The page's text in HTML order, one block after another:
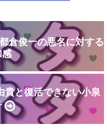
倉俊一の悪名に対する
貴と復活できない小泉